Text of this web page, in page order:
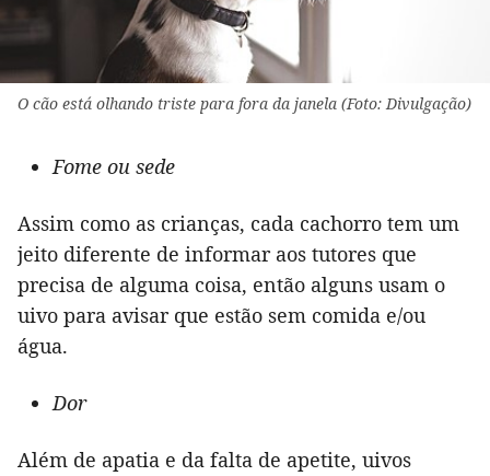
O cão está olhando triste para fora da janela (Foto: Divulgação)
Fome ou sede
Assim como as crianças, cada cachorro tem um
jeito diferente de informar aos tutores que
precisa de alguma coisa, então alguns usam o
uivo para avisar que estão sem comida e/ou
água.
Dor
Além de apatia e da falta de apetite, uivos